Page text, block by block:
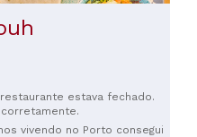
estava fechado.
vivendo no Porto consegui